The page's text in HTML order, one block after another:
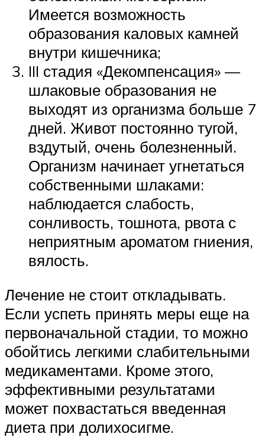
Имеется возможность
образования каловых камней
внутри кишечника;
III стадия «Декомпенсация» —
шлаковые образования не
выходят из организма больше 7
дней. Живот постоянно тугой,
вздутый, очень болезненный.
Организм начинает угнетаться
собственными шлаками:
наблюдается слабость,
сонливость, тошнота, рвота с
неприятным ароматом гниения,
вялость.
Лечение не стоит откладывать.
Если успеть принять меры еще на
первоначальной стадии, то можно
обойтись легкими слабительными
медикаментами. Кроме этого,
эффективными результатами
может похвастаться введенная
диета при долихосигме.